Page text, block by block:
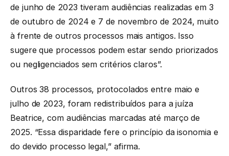
de junho de 2023 tiveram audiências realizadas em 3
de outubro de 2024 e 7 de novembro de 2024, muito
à frente de outros processos mais antigos. Isso
sugere que processos podem estar sendo priorizados
ou negligenciados sem critérios claros”.
Outros 38 processos, protocolados entre maio e
julho de 2023, foram redistribuídos para a juíza
Beatrice, com audiências marcadas até março de
2025. “Essa disparidade fere o princípio da isonomia e
do devido processo legal,” afirma.